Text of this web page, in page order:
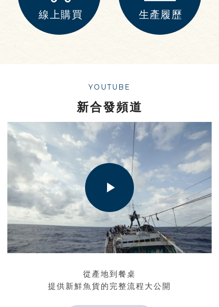
YOUTUBE
新合發頻道
從產地到餐桌
提供新鮮魚貨的完整流程大公開